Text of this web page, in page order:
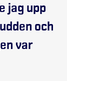
jag upp
och
var